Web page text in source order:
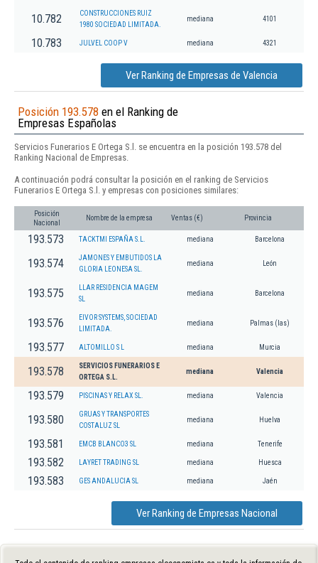
10.782
CONSTRUCCIONES RUIZ
1980 SOCIEDAD LIMITADA.
mediana 4101
10.783 JULVEL COOP V mediana 4321
Ver Ranking de Empresas de Valencia
Posición 193.578 en el Ranking de
Empresas Españolas
Servicios Funerarios E Ortega S.l. se encuentra en la posición 193.578 del
Ranking Nacional de Empresas.
A continuación podrá consultar la posición en el ranking de Servicios
Funerarios E Ortega S.l. y empresas con posiciones similares:
Posición
Nacional
Nombre de la empresa Ventas (€) Provincia
193.573 TACKTMI ESPAÑA S.L. mediana Barcelona
193.574
JAMONES Y EMBUTIDOS LA
GLORIA LEONESA SL.
mediana León
193.575
LLAR RESIDENCIA MAGEM
SL
mediana Barcelona
193.576
EIVOR SYSTEMS, SOCIEDAD
LIMITADA.
mediana Palmas (las)
193.577 ALTOMILLO S L mediana Murcia
193.578
SERVICIOS FUNERARIOS E
ORTEGA S.L.
mediana Valencia
193.579 PISCINAS Y RELAX SL. mediana Valencia
193.580
GRUAS Y TRANSPORTES
COSTALUZ SL
mediana Huelva
193.581 EMCB BLANCO3 SL mediana Tenerife
193.582 LAYRET TRADING SL mediana Huesca
193.583 GES ANDALUCIA SL mediana Jaén
Ver Ranking de Empresas Nacional